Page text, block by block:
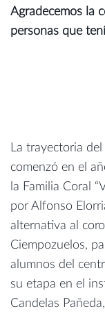
Agradecemos la
personas que
La trayectoria
comenzó en el
la Familia Coral
por Alfonso
alternativa al
Ciempozuelos,
alumnos del
su etapa en el
Candelas